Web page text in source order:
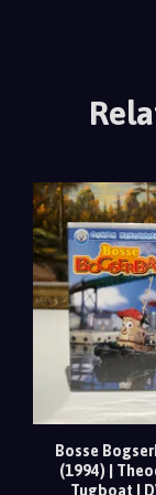
Bosse
(1994) |
Tugboat |